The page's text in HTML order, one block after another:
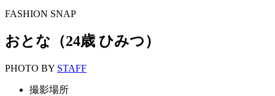
FASHION SNAP
おとな（24歳 ひみつ）
PHOTO BY STAFF
撮影場所